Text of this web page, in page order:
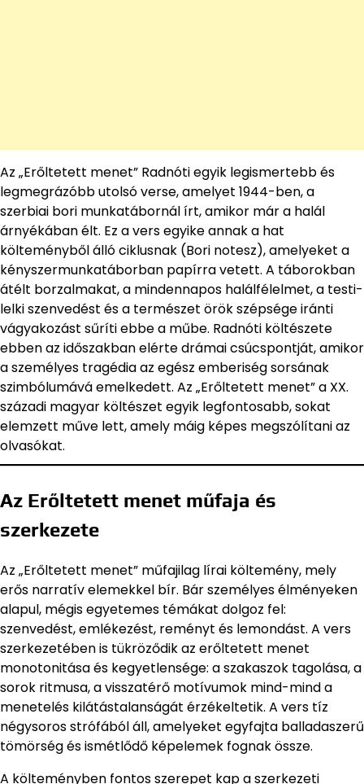
Az „Erőltetett menet” Radnóti egyik legismertebb és
legmegrázóbb utolsó verse, amelyet 1944-ben, a
szerbiai bori munkatábornál írt, amikor már a halál
árnyékában élt. Ez a vers egyike annak a hat
költeményből álló ciklusnak (Bori notesz), amelyeket a
kényszermunkatáborban papírra vetett. A táborokban
átélt borzalmakat, a mindennapos halálfélelmet, a testi-
lelki szenvedést és a természet örök szépsége iránti
vágyakozást sűríti ebbe a műbe. Radnóti költészete
ebben az időszakban elérte drámai csúcspontját, amikor
a személyes tragédia az egész emberiség sorsának
szimbólumává emelkedett. Az „Erőltetett menet” a XX.
századi magyar költészet egyik legfontosabb, sokat
elemzett műve lett, amely máig képes megszólítani az
olvasókat.
Az Erőltetett menet műfaja és
szerkezete
Az „Erőltetett menet” műfajilag lírai költemény, mely
erős narratív elemekkel bír. Bár személyes élményeken
alapul, mégis egyetemes témákat dolgoz fel:
szenvedést, emlékezést, reményt és lemondást. A vers
szerkezetében is tükröződik az erőltetett menet
monotonitása és kegyetlensége: a szakaszok tagolása, a
sorok ritmusa, a visszatérő motívumok mind-mind a
menetelés kilátástalanságát érzékeltetik. A vers tíz
négysoros strófából áll, amelyeket egyfajta balladaszerű
tömörség és ismétlődő képelemek fognak össze.
A költeményben fontos szerepet kap a szerkezeti